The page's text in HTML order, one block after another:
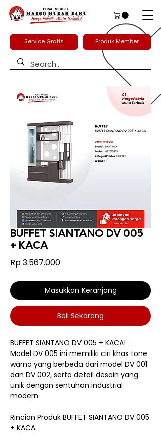
Service Gratis Produk Member
BUFFET SIANTANO DV 005
+ KACA
Rp 3.567.000Harga
Masukkan Keranjang
Beli Sekarang
BUFFET SIANTANO DV 005 + KACA!
Model DV 005 ini memiliki ciri khas tone
warna yang berbeda dari model DV 001
dan DV 002, serta detail desain yang
unik dengan sentuhan industrial
modern.
Rincian Produk BUFFET SIANTANO DV 005
+ KACA